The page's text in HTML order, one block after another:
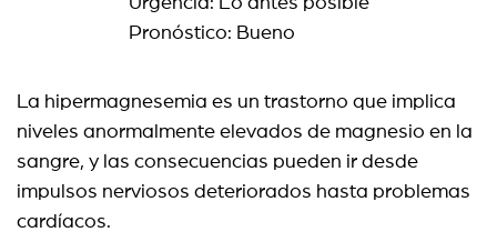
Pronóstico: Bueno
La hipermagnesemia es un trastorno que implica
niveles anormalmente elevados de magnesio en la
sangre, y las consecuencias pueden ir desde
impulsos nerviosos deteriorados hasta problemas
cardíacos.